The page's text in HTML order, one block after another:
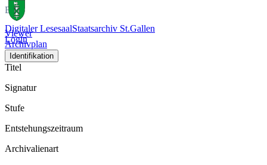
Digitaler LesesaalStaatsarchiv St.Gallen
Login
Bild
Viewer
Archivplan
Identifikation
Titel
Signatur
Stufe
Entstehungszeitraum
Archivalienart